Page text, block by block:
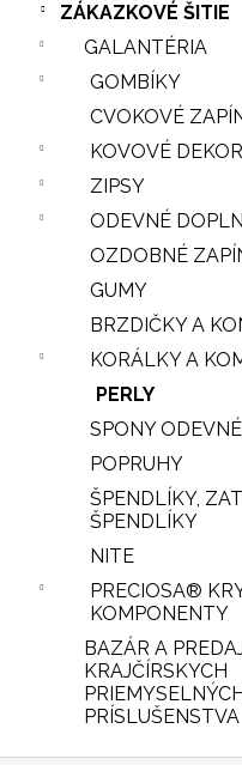
ZÁKAZKOVÉ ŠITIE
GALANTÉRIA
GOMBÍKY
CVOKOVÉ
KOVOVÉ
ZIPSY
ODEVNÉ
OZDOBNÉ
GUMY
BRZDIČKY A
KORÁLKY A
PERLY
SPONY
POPRUHY
ŠPENDLÍKY,
ŠPENDLÍKY
NITE
PRECIOSA®
KOMPONENTY
BAZÁR A
KRAJČÍRSKYCH
PRÍSLUŠENSTVA